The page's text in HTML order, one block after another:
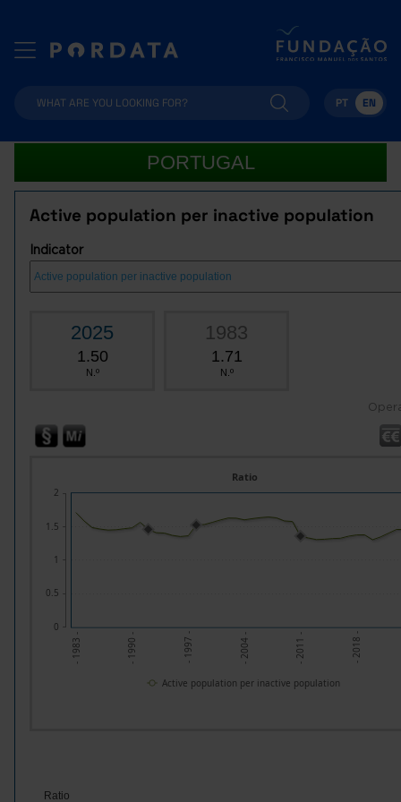
PT EN
PORTUGAL
Active population per inactive population
Indicator
2025
1.50
N.º
1983
1.71
N.º
- 1983 - - 1990 - - 1997 - - 2004 - - 2011 - - 2018 -
Ratio
0
0.5
1
1.5
2
Active population per inactive population
Ratio